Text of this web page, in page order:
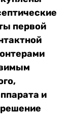
первой
и